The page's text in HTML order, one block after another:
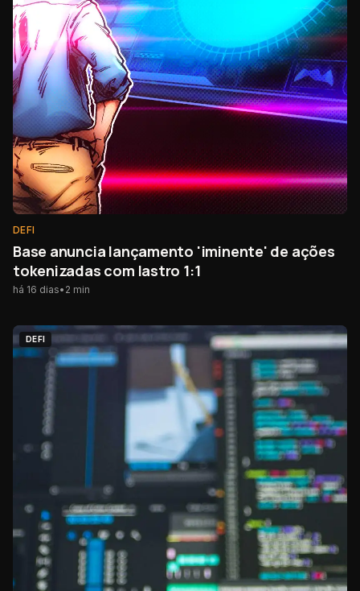
DEFI
Base anuncia lançamento 'iminente' de ações
tokenizadas com lastro 1:1
há 16 dias• 2 min
DEFI